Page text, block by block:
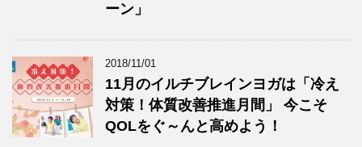
ーン」
2018/11/01
11月のイルチブレインヨガは「冷え
対策！体質改善推進月間」 今こそ
QOLをぐ～んと高めよう！